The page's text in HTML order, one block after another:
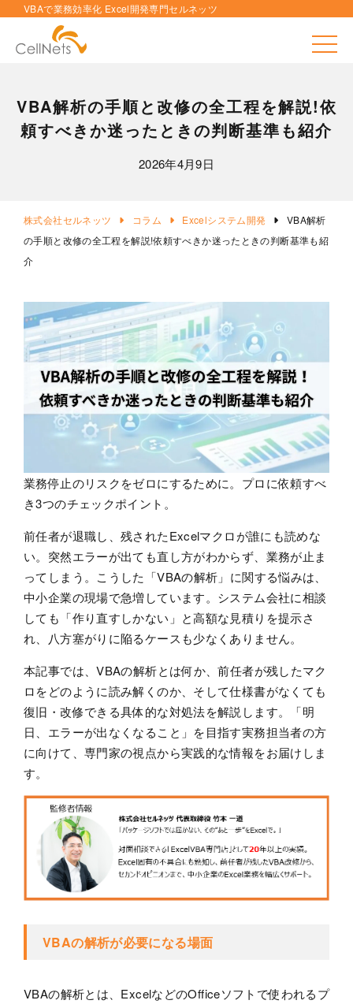
VBAで業務効率化 Excel開発専門セルネッツ
VBA解析の手順と改修の全工程を解説!依
頼すべきか迷ったときの判断基準も紹介
2026年4月9日
株式会社セルネッツ コラム Excelシステム開発
VBA解析
の手順と改修の全工程を解説!依頼すべきか迷ったときの判断基準も紹
介
業務停止のリスクをゼロにするために。プロに依頼すべ
き3つのチェックポイント。
前任者が退職し、残されたExcelマクロが誰にも読めな
い。突然エラーが出ても直し方がわからず、業務が止ま
ってしまう。こうした「VBAの解析」に関する悩みは、
中小企業の現場で急増しています。システム会社に相談
しても「作り直すしかない」と高額な見積りを提示さ
れ、八方塞がりに陥るケースも少なくありません。
本記事では、VBAの解析とは何か、前任者が残したマク
ロをどのように読み解くのか、そして仕様書がなくても
復旧・改修できる具体的な対処法を解説します。「明
日、エラーが出なくなること」を目指す実務担当者の方
に向けて、専門家の視点から実践的な情報をお届けしま
す。
VBAの解析が必要になる場面
VBAの解析とは、ExcelなどのOfficeソフトで使われるプ